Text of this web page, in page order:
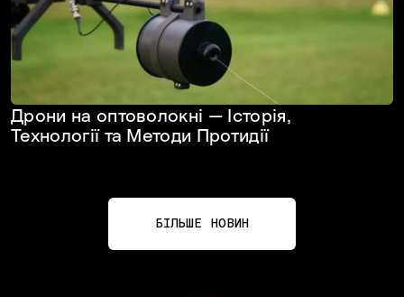
Дрони на оптоволокні — Історія,
Технології та Методи Протидії
БІЛЬШЕ НОВИН